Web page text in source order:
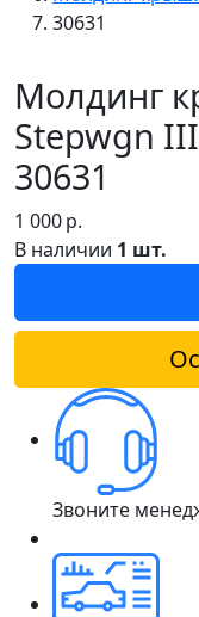
30631
Молдинг
Stepwgn
30631
1 000р.
В наличии 1 шт.
Звоните